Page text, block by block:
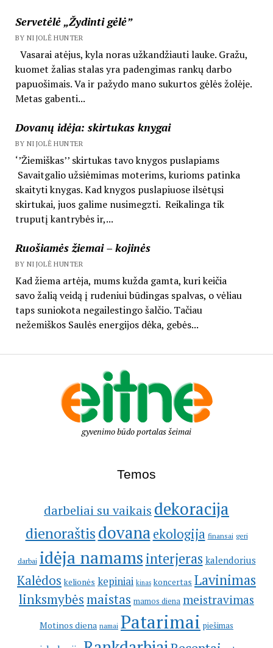
Servetėlė „Žydinti gėlė”
BY NIJOLĖ HUNTER
Vasarai atėjus, kyla noras užkandžiauti lauke. Gražu,
kuomet žalias stalas yra padengimas rankų darbo
papuošimais. Va ir pažydo mano sukurtos gėlės žolėje.
Metas gabenti...
Dovanų idėja: skirtukas knygai
BY NIJOLĖ HUNTER
‘’Žiemiškas’’ skirtukas tavo knygos puslapiams
Savaitgalio užsiėmimas moterims, kurioms patinka
skaityti knygas. Kad knygos puslapiuose ilsėtųsi
skirtukai, juos galime nusimegzti. Reikalinga tik
truputį kantrybės ir,...
Ruošiamės žiemai – kojinės
BY NIJOLĖ HUNTER
Kad žiema artėja, mums kužda gamta, kuri keičia
savo žalią veidą į rudeniui būdingas spalvas, o vėliau
taps suniokota negailestingo šalčio. Tačiau
nežemiškos Saulės energijos dėka, gebės...
gyvenimo būdo portalas šeimai
Temos
darbeliai su vaikais dekoracija
dienoraštisdovana ekologija finansai geri
darbai idėja namams interjeras kalendorius
Kalėdos kelionės kepiniai kinas koncertas Lavinimas
linksmybėsmaistas mamos diena meistravimas
Motinos diena namai Patarimai piešimas